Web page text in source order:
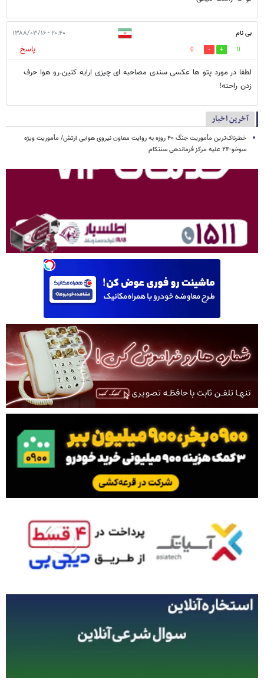
بی نام ۲۰:۴۰ - ۱۳۸۸/۰۳/۱۶
0
0
پاسخ
لطفا در مورد پتو ها عکسی سندی مصاحبه ای چیزی ارایه کنین.رو هوا حرف
زدن راحته!
آخرین اخبار
خطرناک‌ترین مأموریت جنگ ۴۰ روزه به روایت معاون نیروی هوایی ارتش/ مأموریت ویژه
سوخو-۲۴ علیه مرکز فرماندهی سنتکام